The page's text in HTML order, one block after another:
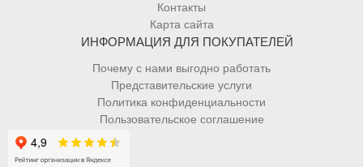
Контакты
Карта сайта
ИНФОРМАЦИЯ ДЛЯ ПОКУПАТЕЛЕЙ
Почему с нами выгодно работать
Представительские услуги
Политика конфиденциальности
Пользовательское соглашение